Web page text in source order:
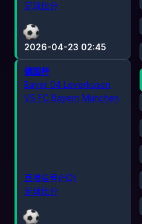
2026-04-23 02:45
足球比分
德国杯
Bayer 04 Leverkusen
VS FC Bayern München
直播信号(HD)
足球比分